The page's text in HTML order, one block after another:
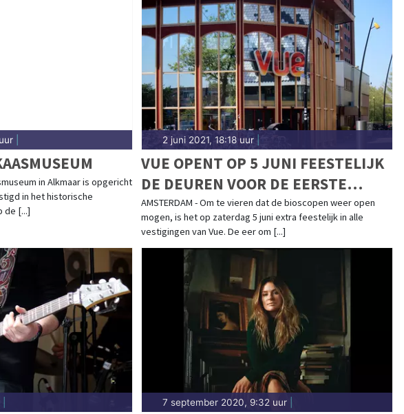
evenementen tot muziekfestivals en culinaire events - ontdek het
op arnhemmerdagblad.nl.
in Alkmaar is opgericht
in het historische
de [...]
2 juni 2021, 18:18 uur|
VUE OPENT OP 5 JUNI FEESTELIJK
DE DEUREN VOOR DE EERSTE
BEZOEKERS VAN 2021
AMSTERDAM - Om te vieren dat de bioscopen weer open
mogen, is het op zaterdag 5 juni extra feestelijk in alle
vestigingen van Vue. De eer om [...]
7 september 2020, 9:32 uur|